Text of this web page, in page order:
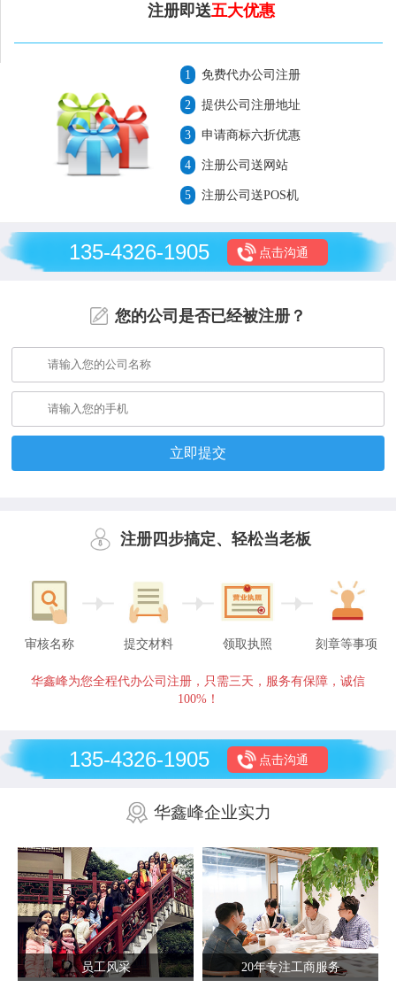
注册即送五大优惠
1 免费代办公司注册
2 提供公司注册地址
3 申请商标六折优惠
4 注册公司送网站
5 注册公司送POS机
135-4326-1905 点击沟通
您的公司是否已经被注册？
立即提交
注册四步搞定、轻松当老板
审核名称 提交材料 领取执照 刻章等事项
华鑫峰为您全程代办公司注册，只需三天，服务有保障，诚信
100%！
135-4326-1905 点击沟通
华鑫峰企业实力
员工风采 20年专注工商服务